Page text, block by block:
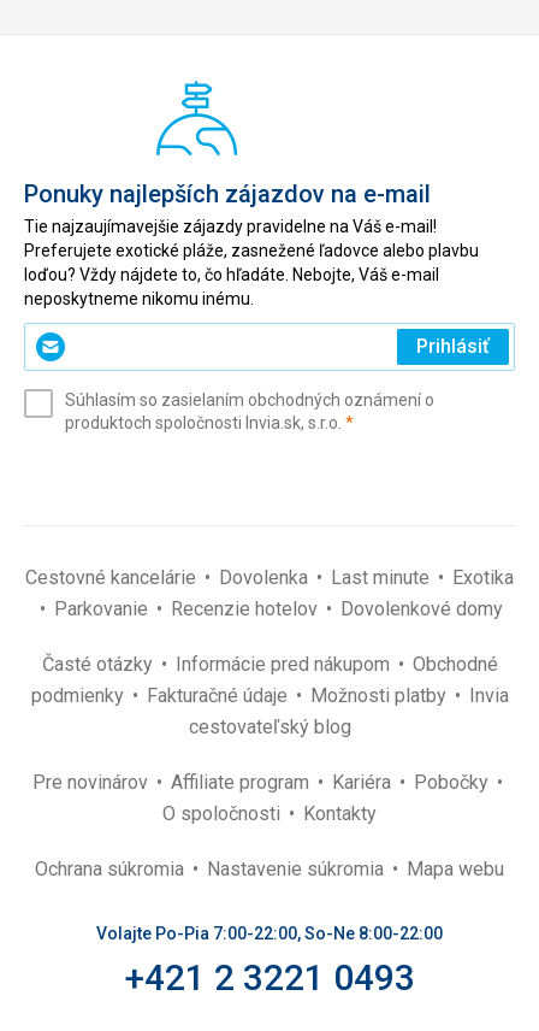
Ponuky najlepších zájazdov na e-mail
Tie najzaujímavejšie zájazdy pravidelne na Váš e-mail!
Preferujete exotické pláže, zasnežené ľadovce alebo plavbu
loďou? Vždy nájdete to, čo hľadáte. Nebojte, Váš e-mail
neposkytneme nikomu inému.
Zadajte
svoj
(povinné)
Prihlásiť
Súhlasím so zasielaním obchodných oznámení o
produktoch spoločnosti Invia.sk, s.r.o. *(povinné)
Cestovné kancelárie Dovolenka Last minute
Exotika
Parkovanie
Recenzie hotelov Dovolenkové domy
Časté otázky Informácie pred nákupom
Obchodné
podmienky
Fakturačné údaje Možnosti platby
Invia
cestovateľský blog
Pre novinárov Affiliate program Kariéra
Pobočky
O spoločnosti
Kontakty
Ochrana súkromia Nastavenie súkromia Mapa webu
Volajte Po-Pia 7:00-22:00, So-Ne 8:00-22:00
+421 2 3221 0493